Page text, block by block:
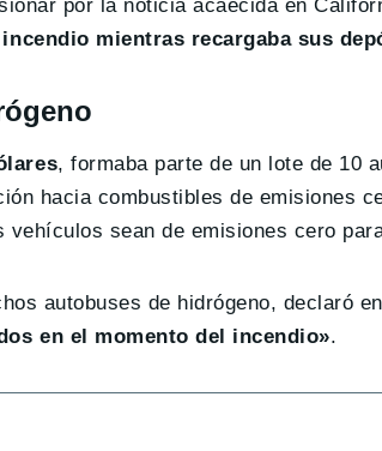
por la noticia acaecida en
mientras recargaba sus
, formaba parte de un lote de 10
hacia combustibles de emisiones
sean de emisiones cero
autobuses de hidrógeno, declaró
en el momento del incendio».